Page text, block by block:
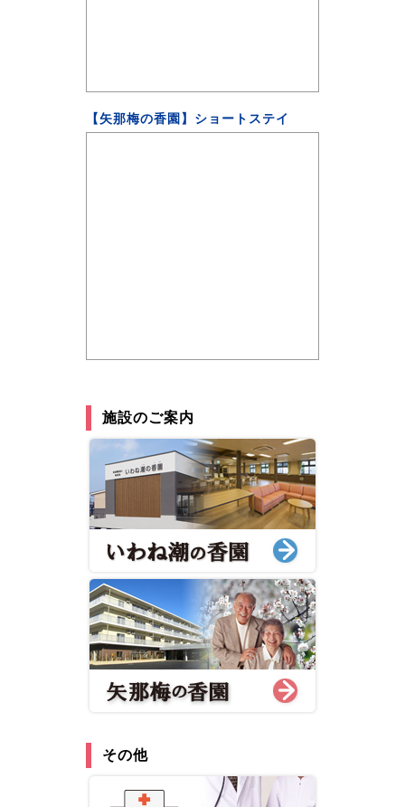
【矢那梅の香園】ショートステイ
施設のご案内
その他